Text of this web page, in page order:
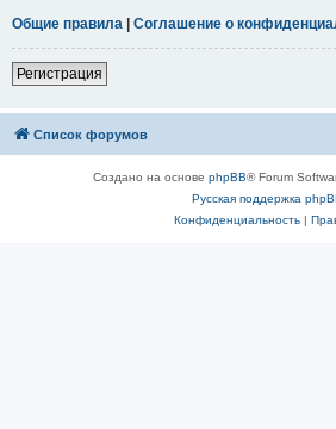
Общие правила | Соглашение о
Регистрация
Список форумов
Создано на основе phpBB® Forum
Русская поддержка
Конфиденциальность|